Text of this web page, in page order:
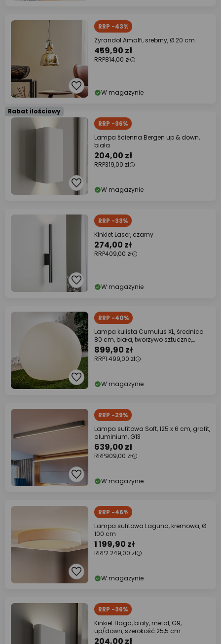
RRP -43%
Żyrandol Amalfi, srebrny, Ø 20 cm
459,90 zł
RRP814,00 zł
W magazynie
Rabat ilościowy
RRP -36%
Lampa ścienna Bergen up & down,
biała
204,00 zł
RRP319,00 zł
W magazynie
RRP -33%
Kinkiet Laser, czarny
274,00 zł
RRP409,00 zł
W magazynie
RRP -40%
Lampa kulista Cumulus XL, średnica
80 cm, biała, tworzywo sztuczne,
stopień
899,90 zł
RRP1 499,00 zł
W magazynie
RRP -29%
Lampa sufitowa Soft, 125 x 6 cm, grafit,
aluminium, G13
639,00 zł
RRP909,00 zł
W magazynie
RRP -46%
Lampa sufitowa Laguna, kremowa, Ø
100 cm
1 199,90 zł
RRP2 249,00 zł
W magazynie
RRP -36%
Kinkiet Haga, biały, metal, G9,
up/down, szerokość 25,5 cm
204,00 zł